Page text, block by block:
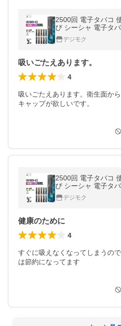
2500回 電子タバコ
び シーシャ 電子タ
体 ベイプ リキッド
ーシャ タール0 ニコ
デジモク
吸いごたえあります。
4
吸いごたえあります。衛生面か
キャップが欲しいです。
2500回 電子タバコ
び シーシャ 電子タ
体 ベイプ リキッド
ーシャ タール0 ニコ
デジモク
健康のために
4
すぐに吸えなくなってしまうの
は節約になってます